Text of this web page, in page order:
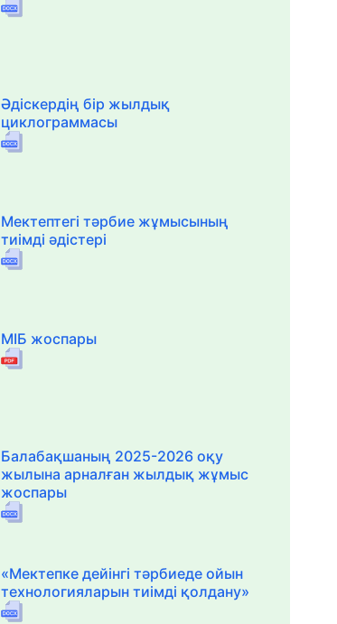
Әдіскердің бір жылдық
циклограммасы
Мектептегі тәрбие жұмысының
тиімді әдістері
МІБ жоспары
Балабақшаның 2025-2026 оқу
жылына арналған жылдық жұмыс
жоспары
«Мектепке дейінгі тәрбиеде ойын
технологияларын тиімді қолдану»